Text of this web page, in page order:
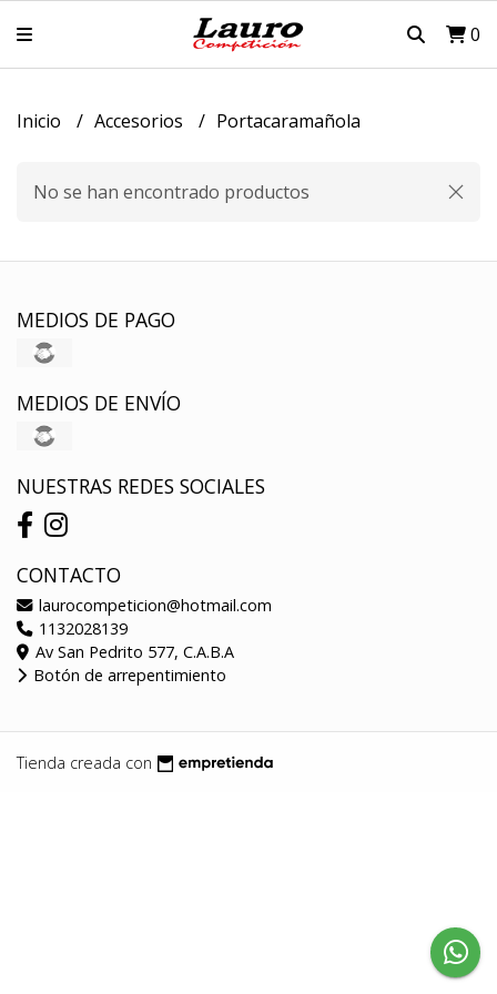
0
Inicio Accesorios Portacaramañola
No se han encontrado productos
MEDIOS DE PAGO
MEDIOS DE ENVÍO
NUESTRAS REDES SOCIALES
CONTACTO
laurocompeticion@hotmail.com
1132028139
Av San Pedrito 577, C.A.B.A
Botón de arrepentimiento
Tienda creada con